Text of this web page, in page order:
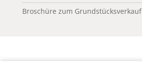
Broschüre zum Grundstücksverkauf